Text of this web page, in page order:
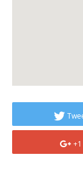
+1